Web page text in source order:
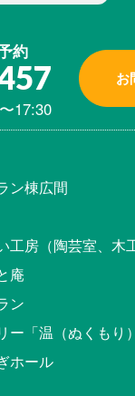
約
17:30
お
ン棟広間
工房（陶芸室、木
庵
ン
ー「温（ぬくもり
ホール